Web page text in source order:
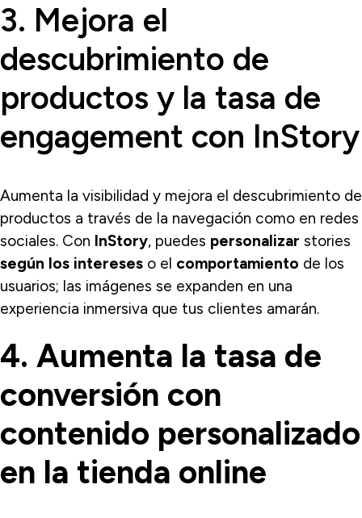
3. Mejora el
descubrimiento de
productos y la tasa de
engagement con InStory
Aumenta la visibilidad y mejora el descubrimiento de
productos a través de la navegación como en redes
sociales. Con InStory, puedes personalizar stories
según los intereses o el comportamiento de los
usuarios; las imágenes se expanden en una
experiencia inmersiva que tus clientes amarán.
4. Aumenta la tasa de
conversión con
contenido personalizado
en la tienda online